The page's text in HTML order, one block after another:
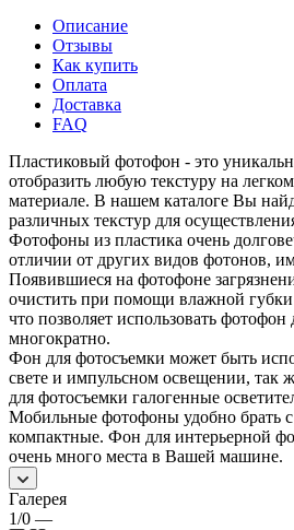
Описание
Отзывы
Как купить
Оплата
Доставка
FAQ
Пластиковый фотофон - это
отобразить любую текстуру на
материале. В нашем каталоге Вы
различных текстур для
Фотофоны из пластика очень
отличии от других видов фотонов,
Появившиеся на фотофоне
очистить при помощи влажной
что позволяет использовать фотофон
многократно.
Фон для фотосъемки может быть
свете и импульсном освещении, так
для фотосъемки галогенные
Мобильные фотофоны удобно брать
компактные. Фон для интерьерной
очень много места в Вашей машине.
Галерея
1/0 —